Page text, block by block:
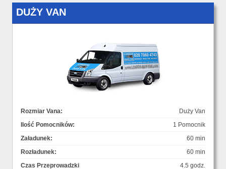
DUŻY VAN
Rozmiar Vana:
Duży Van
Ilość Pomocników:
1 Pomocnik
Załadunek:
60 min
Rozładunek:
60 min
Czas Przeprowadzki
4.5 godz.